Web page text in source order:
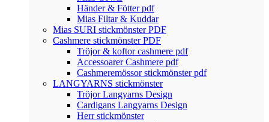
Händer & Fötter pdf
Mias Filtar & Kuddar
Mias SURI stickmönster PDF
Cashmere stickmönster PDF
Tröjor & koftor cashmere pdf
Accessoarer Cashmere pdf
Cashmeremössor stickmönster pdf
LANGYARNS stickmönster
Tröjor Langyarns Design
Cardigans Langyarns Design
Herr stickmönster